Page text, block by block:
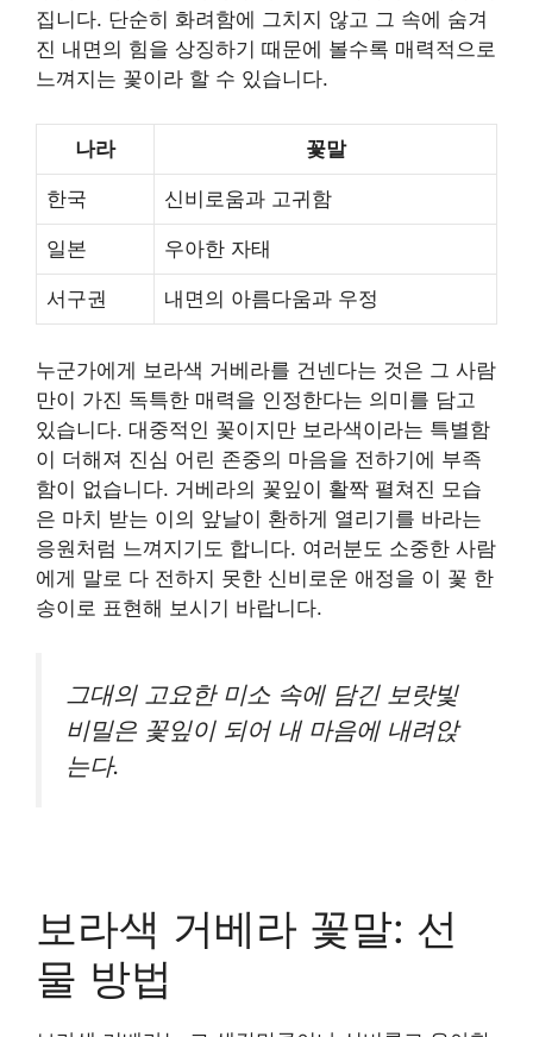
집니다. 단순히 화려함에 그치지 않고 그 속에 숨겨
진 내면의 힘을 상징하기 때문에 볼수록 매력적으로
느껴지는 꽃이라 할 수 있습니다.
나라 꽃말
한국 신비로움과 고귀함
일본 우아한 자태
서구권 내면의 아름다움과 우정
누군가에게 보라색 거베라를 건넨다는 것은 그 사람
만이 가진 독특한 매력을 인정한다는 의미를 담고
있습니다. 대중적인 꽃이지만 보라색이라는 특별함
이 더해져 진심 어린 존중의 마음을 전하기에 부족
함이 없습니다. 거베라의 꽃잎이 활짝 펼쳐진 모습
은 마치 받는 이의 앞날이 환하게 열리기를 바라는
응원처럼 느껴지기도 합니다. 여러분도 소중한 사람
에게 말로 다 전하지 못한 신비로운 애정을 이 꽃 한
송이로 표현해 보시기 바랍니다.
그대의 고요한 미소 속에 담긴 보랏빛
비밀은 꽃잎이 되어 내 마음에 내려앉
는다.
보라색 거베라 꽃말: 선
물 방법